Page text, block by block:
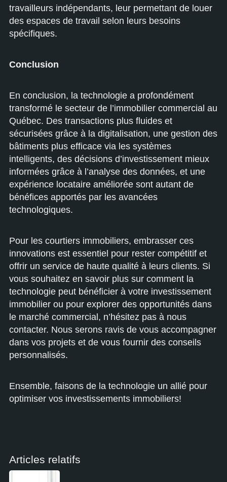
travailleurs indépendants, leur permettant de louer
des espaces de travail selon leurs besoins
spécifiques.
Conclusion
En conclusion, la technologie a profondément
transformé le secteur de l’immobilier commercial au
Québec. Des transactions plus fluides et
sécurisées grâce à la digitalisation, une gestion des
bâtiments plus efficace via les systèmes
intelligents, des décisions d’investissement mieux
informées grâce à l’analyse des données, et une
expérience locataire améliorée sont autant de
bénéfices apportés par les avancées
technologiques.
Pour les courtiers immobiliers, embrasser ces
innovations est essentiel pour rester compétitif et
offrir un service de haute qualité à leurs clients. Si
vous souhaitez en savoir plus sur comment la
technologie peut bénéficier à votre investissement
immobilier ou pour explorer des opportunités dans
le marché commercial, n’hésitez pas à nous
contacter. Nous serons ravis de vous accompagner
dans vos projets et de vous fournir des conseils
personnalisés.
Ensemble, faisons de la technologie un allié pour
optimiser vos investissements immobiliers!
Articles relatifs